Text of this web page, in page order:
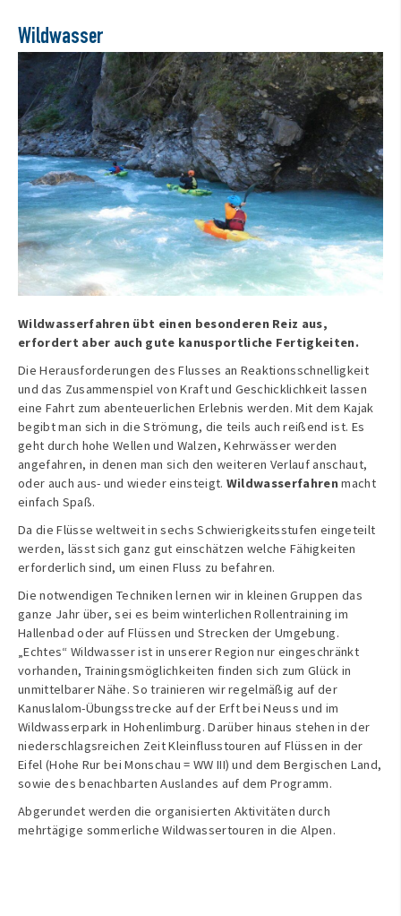
Wildwasser
Wildwasserfahren übt einen besonderen Reiz aus,
erfordert aber auch gute kanusportliche Fertigkeiten.
Die Herausforderungen des Flusses an Reaktionsschnelligkeit
und das Zusammenspiel von Kraft und Geschicklichkeit lassen
eine Fahrt zum abenteuerlichen Erlebnis werden. Mit dem Kajak
begibt man sich in die Strömung, die teils auch reißend ist. Es
geht durch hohe Wellen und Walzen, Kehrwässer werden
angefahren, in denen man sich den weiteren Verlauf anschaut,
oder auch aus- und wieder einsteigt. Wildwasserfahrenmacht
einfach Spaß.
Da die Flüsse weltweit in sechs Schwierigkeitsstufen eingeteilt
werden, lässt sich ganz gut einschätzen welche Fähigkeiten
erforderlich sind, um einen Fluss zu befahren.
Die notwendigen Techniken lernen wir in kleinen Gruppen das
ganze Jahr über, sei es beim winterlichen Rollentraining im
Hallenbad oder auf Flüssen und Strecken der Umgebung.
„Echtes“ Wildwasser ist in unserer Region nur eingeschränkt
vorhanden, Trainingsmöglichkeiten finden sich zum Glück in
unmittelbarer Nähe. So trainieren wir regelmäßig auf der
Kanuslalom-Übungsstrecke auf der Erft bei Neuss und im
Wildwasserpark in Hohenlimburg. Darüber hinaus stehen in der
niederschlagsreichen Zeit Kleinflusstouren auf Flüssen in der
Eifel (Hohe Rur bei Monschau = WW III) und dem Bergischen Land,
sowie des benachbarten Auslandes auf dem Programm.
Abgerundet werden die organisierten Aktivitäten durch
mehrtägige sommerliche Wildwassertouren in die Alpen.